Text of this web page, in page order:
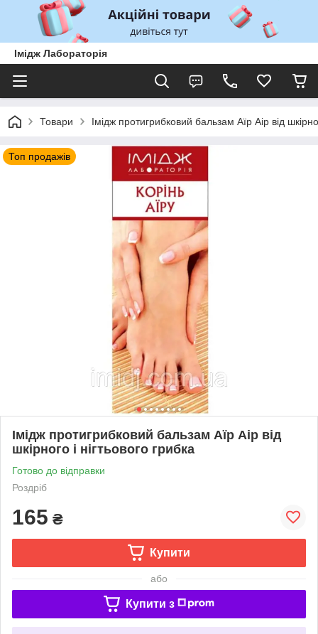
Імідж Лабораторія
Товари Імідж протигрибковий бальзам Аїр Аір від
Топ продажів
Імідж протигрибковий бальзам Аїр Аір від
шкірного і нігтьового грибка
Готово до відправки
Роздріб
165 ₴
Купити
або
Купити з